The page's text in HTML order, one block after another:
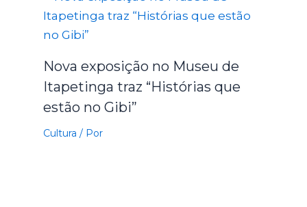
Nova exposição no Museu de
Itapetinga traz “Histórias que
estão no Gibi”
Cultura / Por